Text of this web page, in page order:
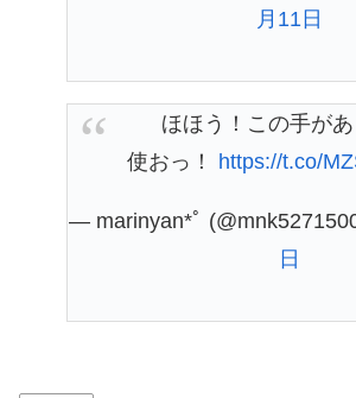
月11日
ほほう！この手があ
使おっ！ https://t.co/
— marinyan*ﾟ
日